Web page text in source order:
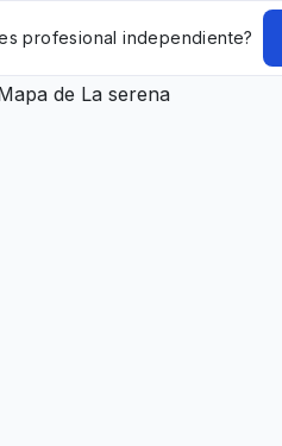
profesional independiente?